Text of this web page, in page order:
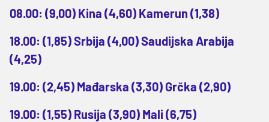
08.00: (9,00) Kina (4,60) Kamerun (1,38)
18.00: (1,85) Srbija (4,00) Saudijska Arabija
(4,25)
19.00: (2,45) Mađarska (3,30) Grčka (2,90)
19.00: (1,55) Rusija (3,90) Mali (6,75)